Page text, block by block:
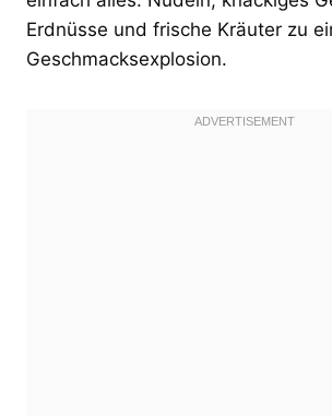
Erdnüsse und frische Kräuter zu
Geschmacksexplosion.